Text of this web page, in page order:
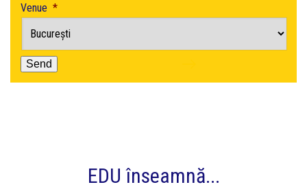
Venue *
Send
EDU înseamnă...